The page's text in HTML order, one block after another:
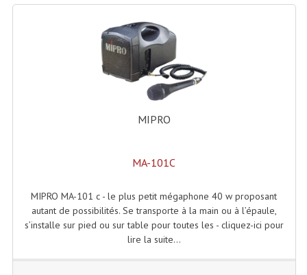
Cercle Struct Carrée 290
Cercle Struct SCC Carre
Cercle Struct Triangulaire290
Crochets Et Accessoires
Embases Pour Structure
Pendrillon Et Ossature
Pieds De Levage
MIPRO
MA-101C
MIPRO MA-101 c - le plus petit mégaphone 40 w proposant
autant de possibilités. Se transporte à la main ou à l’épaule,
s’installe sur pied ou sur table pour toutes les - cliquez-ici pour
lire la suite...